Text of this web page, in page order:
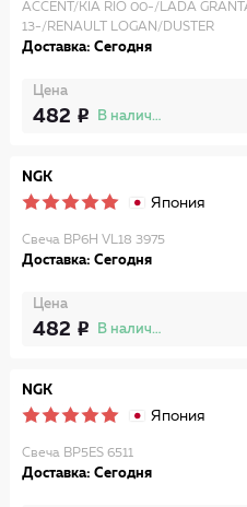
ACCENT/KIA RIO 00-/LADA
13-/RENAULT LOGAN/DUSTER
Доставка: Сегодня
Цена
482 В наличии
NGK
Япония
Свеча BP6H VL18 3975
Доставка: Сегодня
Цена
482 В наличии
NGK
Япония
Свеча BP5ES 6511
Доставка: Сегодня